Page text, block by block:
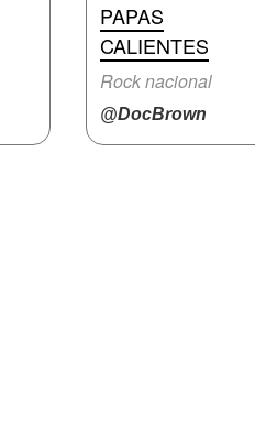
PAPAS
CALIENTES
Rock nacional
@DocBrown